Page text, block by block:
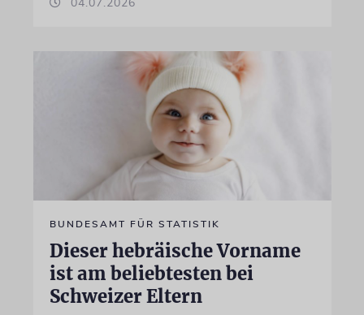
BUNDESAMT FÜR STATISTIK
Dieser hebräische Vorname
ist am beliebtesten bei
Schweizer Eltern